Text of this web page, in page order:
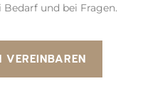
und bei Fragen.
VEREINBAREN